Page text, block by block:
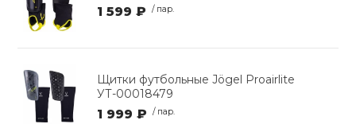
1 599 ₽ / пар.
Щитки футбольные Jögel Proairlite
УТ-00018479
1 999 ₽ / пар.